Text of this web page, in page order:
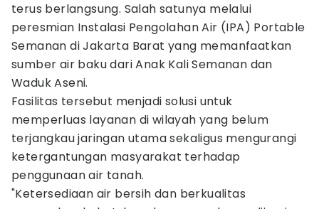
terus berlangsung. Salah satunya melalui
peresmian Instalasi Pengolahan Air (IPA) Portable
Semanan di Jakarta Barat yang memanfaatkan
sumber air baku dari Anak Kali Semanan dan
Waduk Aseni.
Fasilitas tersebut menjadi solusi untuk
memperluas layanan di wilayah yang belum
terjangkau jaringan utama sekaligus mengurangi
ketergantungan masyarakat terhadap
penggunaan air tanah.
"Ketersediaan air bersih dan berkualitas